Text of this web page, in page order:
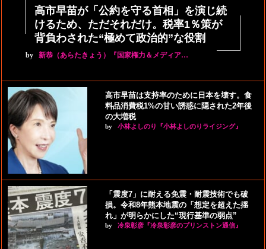
高市早苗が「公約を守る首相」を演じ続
けるため、ただそれだけ。税率1％策が
背負わされた“極めて政治的”な役割
by 新恭（あらたきょう）『国家権力＆メディア…
高市早苗は支持率のために日本を壊す。食
料品消費税1%の甘い誘惑に隠された2年後
の大増税
by 小林よしのり『小林よしのりライジング』
「震度7」に耐える免震・耐震技術でも破
損。令和8年熊本地震の「想定を超えた揺
れ」が明らかにした“現行基準の弱点”
by 冷泉彰彦『冷泉彰彦のプリンストン通信』